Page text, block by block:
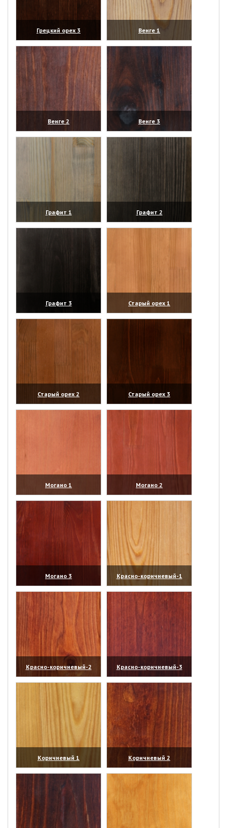
Грецкий орех 3
(увеличить)
Венге 1
(увеличить)
Венге 2
(увеличить)
Венге 3
(увеличить)
Графит 1
(увеличить)
Графит 2
(увеличить)
Графит 3
(увеличить)
Старый орех 1
(увеличить)
Старый орех 2
(увеличить)
Старый орех 3
(увеличить)
Могано 1
(увеличить)
Могано 2
(увеличить)
Могано 3
(увеличить)
Красно-коричневый-1
(увеличить)
Красно-коричневый-2
(увеличить)
Красно-коричневый-3
(увеличить)
Коричневый 1
(увеличить)
Коричневый 2
(увеличить)